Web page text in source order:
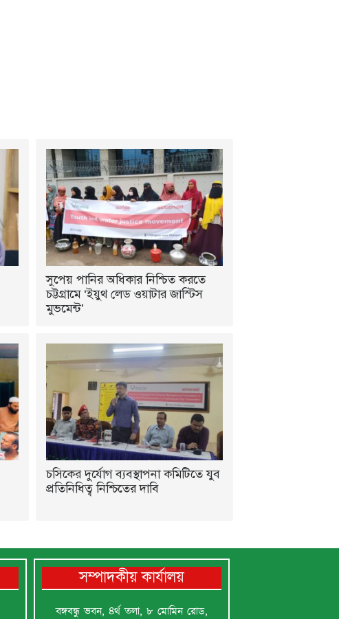
সুপেয় পানির অধিকার নিশ্চিত করতে
চট্টগ্রামে ‘ইয়ুথ লেড ওয়াটার জাস্টিস
মুভমেন্ট’
চসিকের দুর্যোগ ব্যবস্থাপনা কমিটিতে যুব
প্রতিনিধিত্ব নিশ্চিতের দাবি
সম্পাদকীয় কার্যালয়
বঙ্গবন্ধু ভবন, ৪র্থ তলা, ৮ মোমিন রোড,